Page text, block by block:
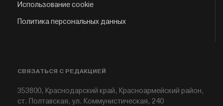
Использование cookie
Политика персональных данных
СВЯЗАТЬСЯ С РЕДАКЦИЕЙ
353800, Краснодарский край, Красноармейский район,
ст. Полтавская, ул. Коммунистическая, 240